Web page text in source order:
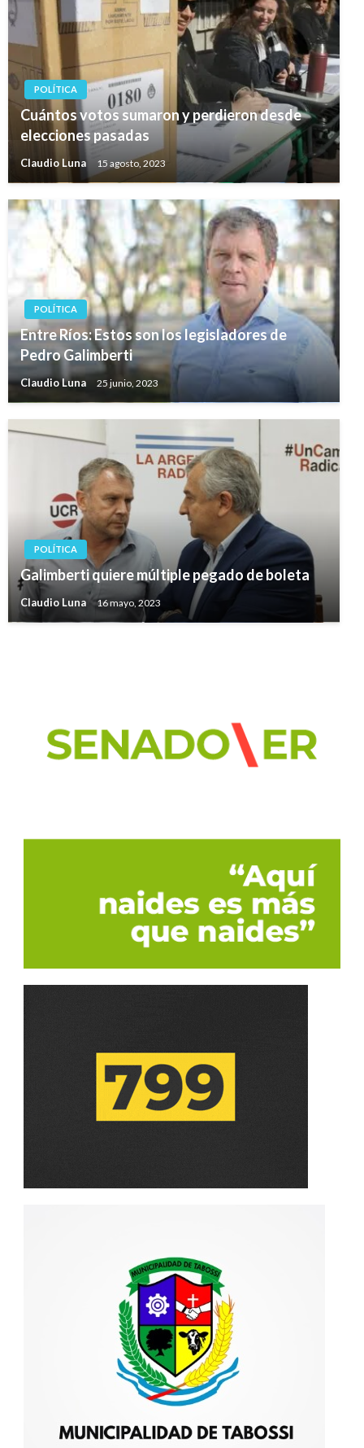
POLÍTICA
Cuántos votos sumaron y perdieron desde
elecciones pasadas
Claudio Luna 15 agosto, 2023
POLÍTICA
Entre Ríos: Estos son los legisladores de
Pedro Galimberti
Claudio Luna 25 junio, 2023
POLÍTICA
Galimberti quiere múltiple pegado de boleta
Claudio Luna 16 mayo, 2023